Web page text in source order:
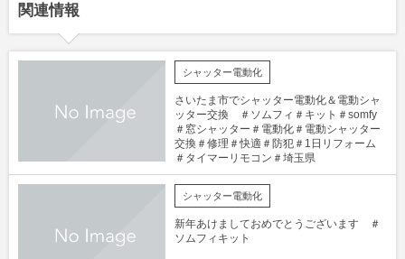
関連情報
シャッター電動化
さいたま市でシャッター電動化＆電動シャ
ッター交換 ＃ソムフィ＃キット＃somfy
＃窓シャッター＃電動化＃電動シャッター
交換＃修理＃快適＃防犯＃1日リフォーム
＃タイマーリモコン＃埼玉県
シャッター電動化
新年あけましておめでとうございます ＃
ソムフィキット